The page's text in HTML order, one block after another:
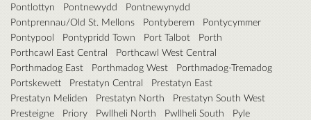
Pontlottyn
Pontnewydd
Pontnewynydd
Pontprennau/Old St. Mellons
Pontyberem
Pontycymmer
Pontypool
Pontypridd Town Port Talbot
Porth
Porthcawl East Central
Porthcawl West Central
Porthmadog East
Porthmadog West
Porthmadog-Tremadog
Portskewett
Prestatyn Central
Prestatyn East
Prestatyn Meliden
Prestatyn North
Prestatyn South West
Presteigne
Priory Pwllheli North Pwllheli South
Pyle